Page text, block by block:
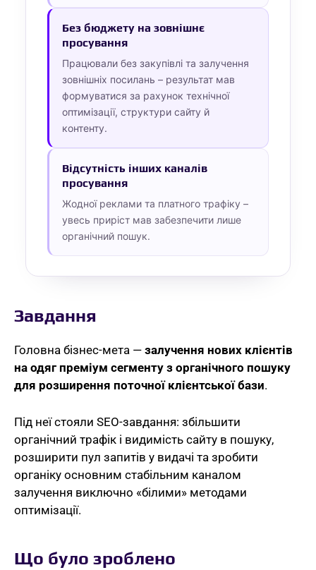
Без бюджету на зовнішнє
просування
Працювали без закупівлі та залучення
зовнішніх посилань – результат мав
формуватися за рахунок технічної
оптимізації, структури сайту й
контенту.
Відсутність інших каналів
просування
Жодної реклами та платного трафіку –
увесь приріст мав забезпечити лише
органічний пошук.
Завдання
Головна бізнес-мета — залучення нових клієнтів
на одяг преміум сегменту з органічного пошуку
для розширення поточної клієнтської бази.
Під неї стояли SEO-завдання: збільшити
органічний трафік і видимість сайту в пошуку,
розширити пул запитів у видачі та зробити
органіку основним стабільним каналом
залучення виключно «білими» методами
оптимізації.
Що було зроблено